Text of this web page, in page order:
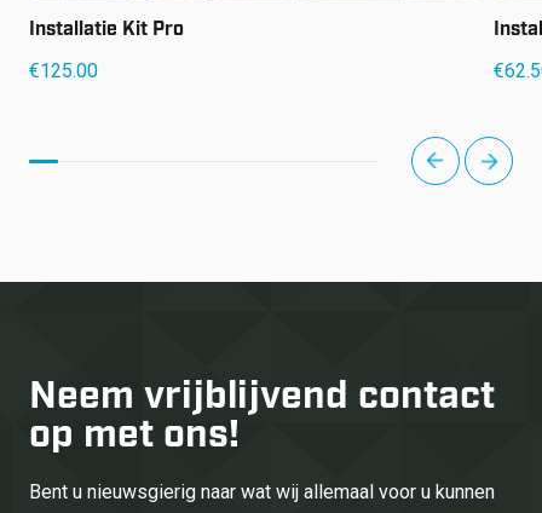
Installatie Kit Pro
€125.00 €
prev
next
Neem vrijblijvend contact
op met ons!
Bent u nieuwsgierig naar wat wij allemaal voor u kunnen